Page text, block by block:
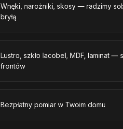
Wnęki, narożniki, skosy — radzimy
bryłą
Lustro, szkło lacobel, MDF, laminat —
frontów
Bezpłatny pomiar w Twoim domu